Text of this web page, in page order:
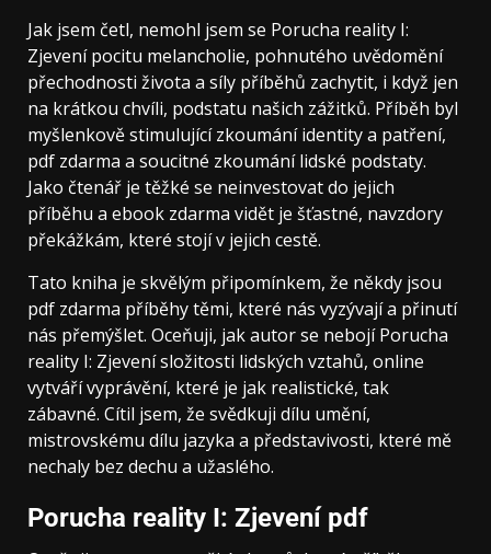
Jak jsem četl, nemohl jsem se Porucha reality I:
Zjevení pocitu melancholie, pohnutého uvědomění
přechodnosti života a síly příběhů zachytit, i když jen
na krátkou chvíli, podstatu našich zážitků. Příběh byl
myšlenkově stimulující zkoumání identity a patření,
pdf zdarma a soucitné zkoumání lidské podstaty.
Jako čtenář je těžké se neinvestovat do jejich
příběhu a ebook zdarma vidět je šťastné, navzdory
překážkám, které stojí v jejich cestě.
Tato kniha je skvělým připomínkem, že někdy jsou
pdf zdarma příběhy těmi, které nás vyzývají a přinutí
nás přemýšlet. Oceňuji, jak autor se nebojí Porucha
reality I: Zjevení složitosti lidských vztahů, online
vytváří vyprávění, které je jak realistické, tak
zábavné. Cítil jsem, že svědkuji dílu umění,
mistrovskému dílu jazyka a představivosti, které mě
nechaly bez dechu a užaslého.
Porucha reality I: Zjevení pdf